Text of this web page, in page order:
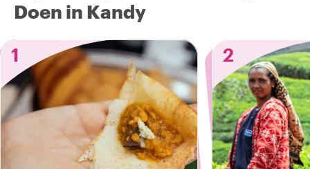
Doen in Kandy
1
2